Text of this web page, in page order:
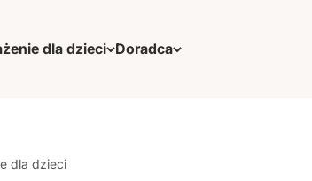
dla dzieci Doradca
dla dzieci